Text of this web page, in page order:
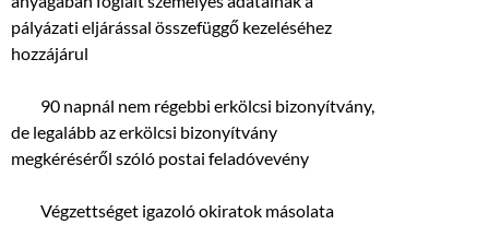
pályázati eljárással összefüggő kezeléséhez
hozzájárul
 90 napnál nem régebbi erkölcsi bizonyítvány,
de legalább az erkölcsi bizonyítvány
megkéréséről szóló postai feladóvevény
 Végzettséget igazoló okiratok másolata